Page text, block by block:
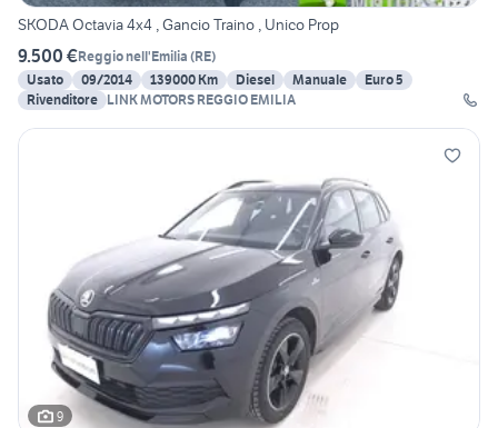
SKODA Octavia 4x4 , Gancio Traino , Unico Prop
9.500 €Reggio nell'Emilia (RE)
Usato
09/2014 139000 Km Diesel Manuale
Euro 5
Rivenditore LINK MOTORS REGGIO EMILIA
9